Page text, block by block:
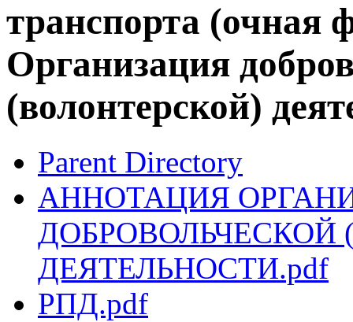
транспорта (очная
Организация
(волонтерской)
Parent Directory
АННОТАЦИЯ
ДОБРОВОЛЬЧЕСКОЙ
ДЕЯТЕЛЬНОСТИ.pdf
РПД.pdf